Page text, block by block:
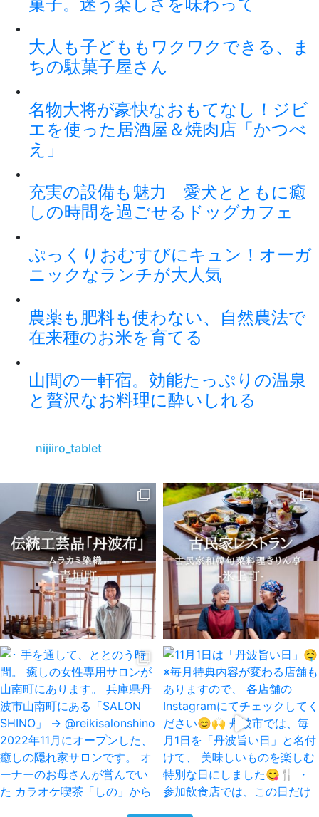
大人も子どももワクワクできる、ま
ちの駄菓子屋さん
名物大将が豪快なおもてなし！ジビ
エを使った居酒屋＆焼肉店「かつべ
え」
充実の設備も魅力 愛犬とともに癒
しの時間を過ごせるドッグカフェ
ぷっくりおむすびにキュン！オーガ
ニックなランチが大人気
農薬も肥料も使わない、自然農法で
在来種のお米を育てる
山間の一軒宿。効能たっぷりの温泉
と贅沢なお料理に酔いしれる
nijiiro_tablet